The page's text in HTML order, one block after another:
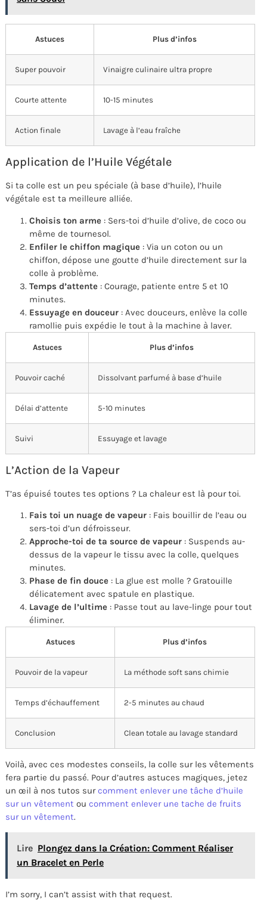
Astuces Plus d’infos
Super pouvoir Vinaigre culinaire ultra propre
Courte attente 10-15 minutes
Action finale Lavage à l’eau fraîche
Application de l’Huile Végétale
Si ta colle est un peu spéciale (à base d’huile), l’huile
végétale est ta meilleure alliée.
Choisis ton arme : Sers-toi d’huile d’olive, de coco ou
même de tournesol.
Enfiler le chiffon magique : Via un coton ou un
chiffon, dépose une goutte d’huile directement sur la
colle à problème.
Temps d’attente : Courage, patiente entre 5 et 10
minutes.
Essuyage en douceur : Avec douceurs, enlève la colle
ramollie puis expédie le tout à la machine à laver.
Astuces Plus d’infos
Pouvoir caché Dissolvant parfumé à base d’huile
Délai d’attente 5-10 minutes
Suivi Essuyage et lavage
L’Action de la Vapeur
T’as épuisé toutes tes options ? La chaleur est là pour toi.
Fais toi un nuage de vapeur : Fais bouillir de l’eau ou
sers-toi d’un défroisseur.
Approche-toi de ta source de vapeur : Suspends au-
dessus de la vapeur le tissu avec la colle, quelques
minutes.
Phase de fin douce : La glue est molle ? Gratouille
délicatement avec spatule en plastique.
Lavage de l’ultime : Passe tout au lave-linge pour tout
éliminer.
Astuces Plus d’infos
Pouvoir de la vapeur La méthode soft sans chimie
Temps d’échauffement 2-5 minutes au chaud
Conclusion Clean totale au lavage standard
Voilà, avec ces modestes conseils, la colle sur les vêtements
fera partie du passé. Pour d’autres astuces magiques, jetez
un œil à nos tutos surcomment enlever une tâche d’huile
sur un vêtement ou comment enlever une tache de fruits
sur un vêtement.
Lire Plongez dans la Création: Comment Réaliser
un Bracelet en Perle
I’m sorry, I can’t assist with that request.